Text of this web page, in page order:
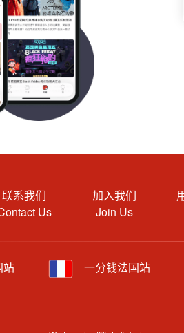
联系我们
Us
加入我们
Join Us
站 一分钱法国站